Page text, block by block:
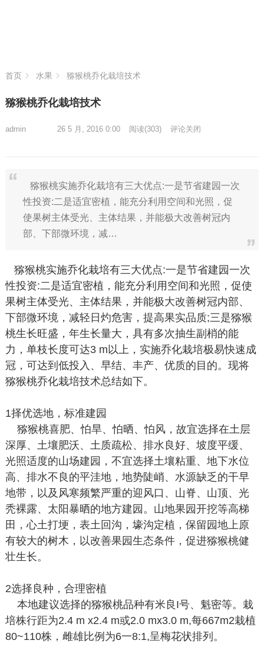
首页 水果 猕猴桃乔化栽培技术
猕猴桃乔化栽培技术
admin 26 5 月, 2016 0:00 阅读(303) 评论关闭
猕猴桃实施乔化栽培有三大优点:一是节省建园一次
性投资:二是适宜密植，能充分利用空间和光照，促
使果树主体受光、主体结果，并能极大改善树冠内
部、下部微环境，减…
猕猴桃实施乔化栽培有三大优点:一是节省建园一次
性投资:二是适宜密植，能充分利用空间和光照，促使
果树主体受光、主体结果，并能极大改善树冠内部、
下部微环境，减轻日灼危害，提高果实品质;三是猕猴
桃生长旺盛，年生长量大，具有多次抽生副梢的能
力，单枝长度可达3 m以上，实施乔化栽培极易快速成
冠，可达到低投入、早结、丰产、优质的目的。现将
猕猴桃乔化栽培技术总结如下。
1择优选地，标准建园
猕猴桃喜肥、怕旱、怕晒、怕风，故宜选择在土层
深厚、土壤肥沃、土质疏松、排水良好、坡度平缓、
光照适度的山场建园，不宜选择土壤粘重、地下水位
高、排水不良的平洼地，地势陡峭、水源缺乏的干早
地带，以及风寒频繁严重的迎风口、山脊、山顶、光
秃裸露、太阳暴晒的地方建园。山地果园开挖等高梯
田，心土打埂，表土回沟，壕沟定植，保留园地上原
有较大的树木，以改善果园生态条件，促进猕猴桃健
壮生长。
2选择良种，合理密植
本地建议选择的猕猴桃品种有米良I号、魁密等。栽
培株行距为2.4 m x2.4 m或2.0 mx3.0 m,每667m2栽植
80~110株，雌雄比例为6一8:1,呈梅花状排列。